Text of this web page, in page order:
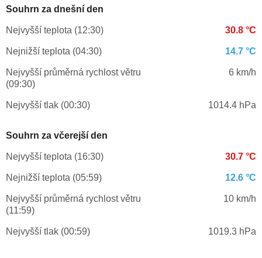
Souhrn za dnešní den
Nejvyšší teplota (12:30) 30.8 °C
Nejnižší teplota (04:30) 14.7 °C
Nejvyšší průměrná rychlost větru
(09:30)
6 km/h
Nejvyšší tlak (00:30) 1014.4 hPa
Souhrn za včerejší den
Nejvyšší teplota (16:30) 30.7 °C
Nejnižší teplota (05:59) 12.6 °C
Nejvyšší průměrná rychlost větru
(11:59)
10 km/h
Nejvyšší tlak (00:59) 1019.3 hPa